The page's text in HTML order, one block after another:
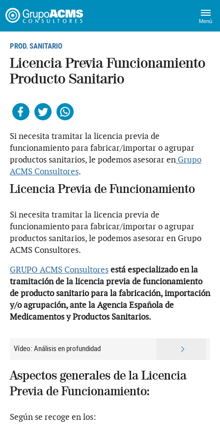
Menú
PROD. SANITARIO
Licencia Previa Funcionamiento
Producto Sanitario
Si necesita tramitar la licencia previa de
funcionamiento para fabricar/importar o agrupar
productos sanitarios, le podemos asesorar en Grupo
ACMS Consultores.
Licencia Previa de Funcionamiento
Si necesita tramitar la licencia previa de
funcionamiento para fabricar/importar o agrupar
productos sanitarios, le podemos asesorar en Grupo
ACMS Consultores.
GRUPO ACMS Consultoresestá especializado en la
tramitación de la licencia previa de funcionamiento
de producto sanitario para la fabricación, importación
y/o agrupación, ante la Agencia Española de
Medicamentos y Productos Sanitarios.
Vídeo: Análisis en profundidad
Aspectos generales de la Licencia
Previa de Funcionamiento:
Según se recoge en los: